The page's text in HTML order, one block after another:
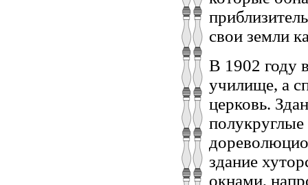
свои земли
В 1902 году
училище, а
церковь.
здание
окнами,